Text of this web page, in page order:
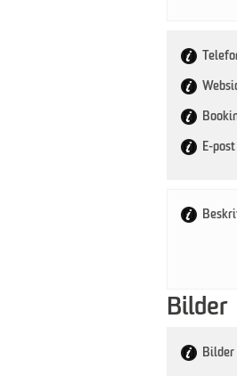
E-post
Bilder
Bilder